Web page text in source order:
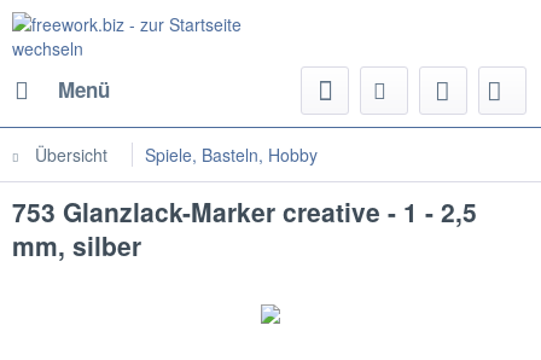
Menü
Übersicht Spiele, Basteln, Hobby
753 Glanzlack-Marker creative - 1 - 2,5
mm, silber